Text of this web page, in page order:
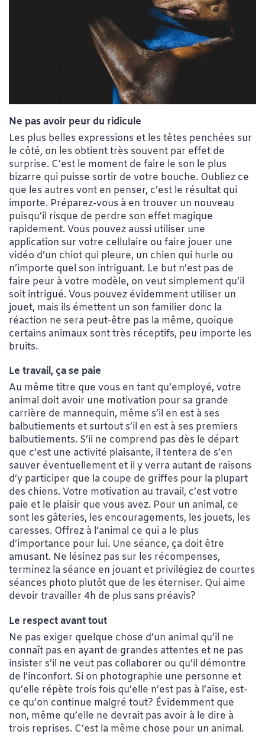
Ne pas avoir peur du ridicule
Les plus belles expressions et les têtes penchées sur
le côté, on les obtient très souvent par effet de
surprise. C’est le moment de faire le son le plus
bizarre qui puisse sortir de votre bouche. Oubliez ce
que les autres vont en penser, c’est le résultat qui
importe. Préparez-vous à en trouver un nouveau
puisqu’il risque de perdre son effet magique
rapidement. Vous pouvez aussi utiliser une
application sur votre cellulaire ou faire jouer une
vidéo d’un chiot qui pleure, un chien qui hurle ou
n’importe quel son intriguant. Le but n’est pas de
faire peur à votre modèle, on veut simplement qu’il
soit intrigué. Vous pouvez évidemment utiliser un
jouet, mais ils émettent un son familier donc la
réaction ne sera peut-être pas la même, quoique
certains animaux sont très réceptifs, peu importe les
bruits.
Le travail, ça se paie
Au même titre que vous en tant qu’employé, votre
animal doit avoir une motivation pour sa grande
carrière de mannequin, même s’il en est à ses
balbutiements et surtout s’il en est à ses premiers
balbutiements. S’il ne comprend pas dès le départ
que c’est une activité plaisante, il tentera de s’en
sauver éventuellement et il y verra autant de raisons
d’y participer que la coupe de griffes pour la plupart
des chiens. Votre motivation au travail, c’est votre
paie et le plaisir que vous avez. Pour un animal, ce
sont les gâteries, les encouragements, les jouets, les
caresses. Offrez à l’animal ce qui a le plus
d’importance pour lui. Une séance, ça doit être
amusant. Ne lésinez pas sur les récompenses,
terminez la séance en jouant et privilégiez de courtes
séances photo plutôt que de les éterniser. Qui aime
devoir travailler 4h de plus sans préavis?
Le respect avant tout
Ne pas exiger quelque chose d’un animal qu’il ne
connaît pas en ayant de grandes attentes et ne pas
insister s’il ne veut pas collaborer ou qu’il démontre
de l’inconfort. Si on photographie une personne et
qu’elle répète trois fois qu’elle n’est pas à l’aise, est-
ce qu’on continue malgré tout? Évidemment que
non, même qu’elle ne devrait pas avoir à le dire à
trois reprises. C’est la même chose pour un animal.